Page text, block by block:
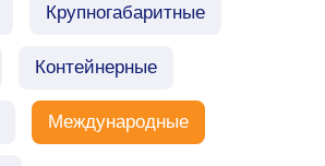
Крупногабаритные
Контейнерные
Международные